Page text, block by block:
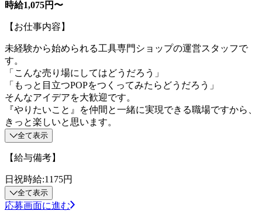
時給1,075円〜
【お仕事内容】
未経験から始められる工具専門ショップの運営スタッフで
す。
「こんな売り場にしてはどうだろう」
「もっと目立つPOPをつくってみたらどうだろう」
そんなアイデアを大歓迎です。
『やりたいこと』を仲間と一緒に実現できる職場ですから、
きっと楽しいと思います。
全て表示
【給与備考】
日祝時給:1175円
全て表示
応募画面に進む